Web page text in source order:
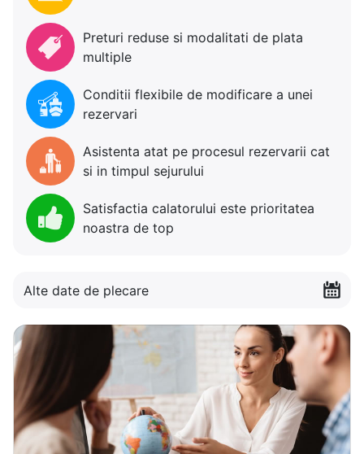
Preturi reduse si modalitati de plata
multiple
Conditii flexibile de modificare a unei
rezervari
Asistenta atat pe procesul rezervarii cat
si in timpul sejurului
Satisfactia calatorului este prioritatea
noastra de top
Alte date de plecare